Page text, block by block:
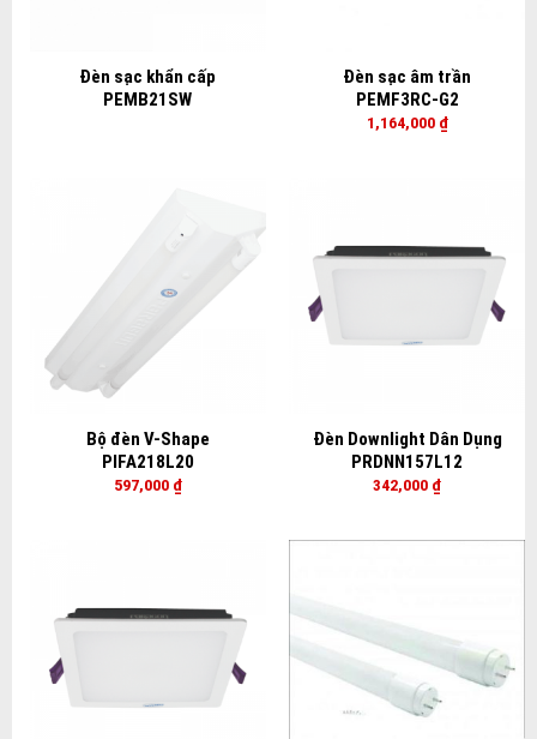
Đèn sạc khẩn cấp
PEMB21SW
Đèn sạc âm trần
PEMF3RC-G2
1,164,000 ₫
Bộ đèn V-Shape
PIFA218L20
597,000 ₫
Đèn Downlight Dân Dụng
PRDNN157L12
342,000 ₫